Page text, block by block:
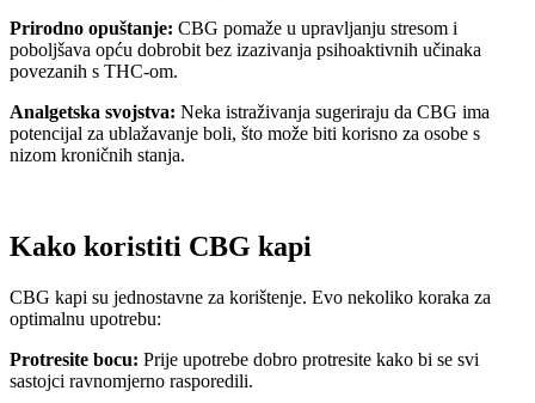
Prirodno opuštanje: CBG pomaže u upravljanju stresom i
poboljšava opću dobrobit bez izazivanja psihoaktivnih učinaka
povezanih s THC-om.
Analgetska svojstva: Neka istraživanja sugeriraju da CBG ima
potencijal za ublažavanje boli, što može biti korisno za osobe s
nizom kroničnih stanja.
Kako koristiti CBG kapi
CBG kapi su jednostavne za korištenje. Evo nekoliko koraka za
optimalnu upotrebu:
Protresite bocu: Prije upotrebe dobro protresite kako bi se svi
sastojci ravnomjerno rasporedili.